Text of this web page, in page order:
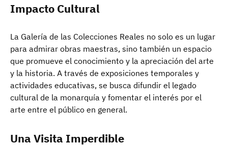
Impacto Cultural
La Galería de las Colecciones Reales no solo es un lugar
para admirar obras maestras, sino también un espacio
que promueve el conocimiento y la apreciación del arte
y la historia. A través de exposiciones temporales y
actividades educativas, se busca difundir el legado
cultural de la monarquía y fomentar el interés por el
arte entre el público en general.
Una Visita Imperdible